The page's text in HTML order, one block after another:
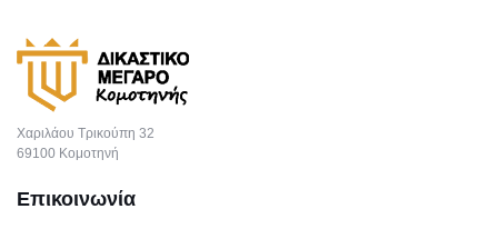
Χαριλάου Τρικούπη 32
69100 Κομοτηνή
Επικοινωνία